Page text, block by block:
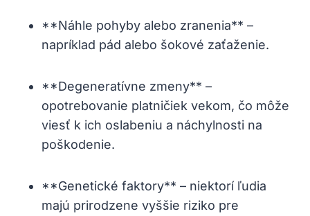
**Náhle pohyby alebo zranenia** –
napríklad pád​ alebo šokové ‍zaťaženie.
**Degeneratívne ‌zmeny**⁣ –
opotrebovanie platničiek vekom, ⁣čo ‌môže
⁣viesť k ich⁣ oslabeniu ⁣a náchylnosti ⁤na
poškodenie.
**Genetické faktory**‌ – niektorí ľudia
majú prirodzene vyššie ​riziko pre